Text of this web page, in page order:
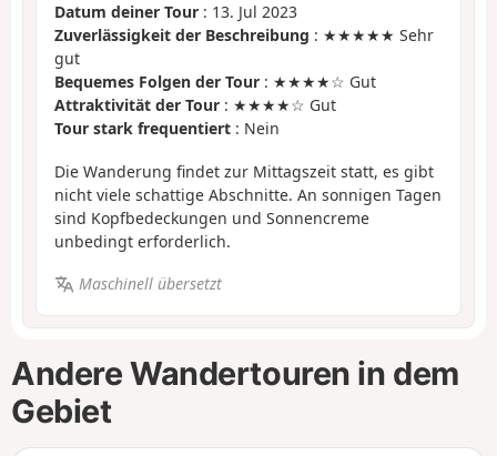
Datum deiner Tour : 13. Jul 2023
Zuverlässigkeit der Beschreibung : ★★★★★ Sehr
gut
Bequemes Folgen der Tour : ★★★★☆ Gut
Attraktivität der Tour : ★★★★☆ Gut
Tour stark frequentiert : Nein
Die Wanderung findet zur Mittagszeit statt, es gibt
nicht viele schattige Abschnitte. An sonnigen Tagen
sind Kopfbedeckungen und Sonnencreme
unbedingt erforderlich.
Maschinell übersetzt
Andere Wandertouren in dem
Gebiet